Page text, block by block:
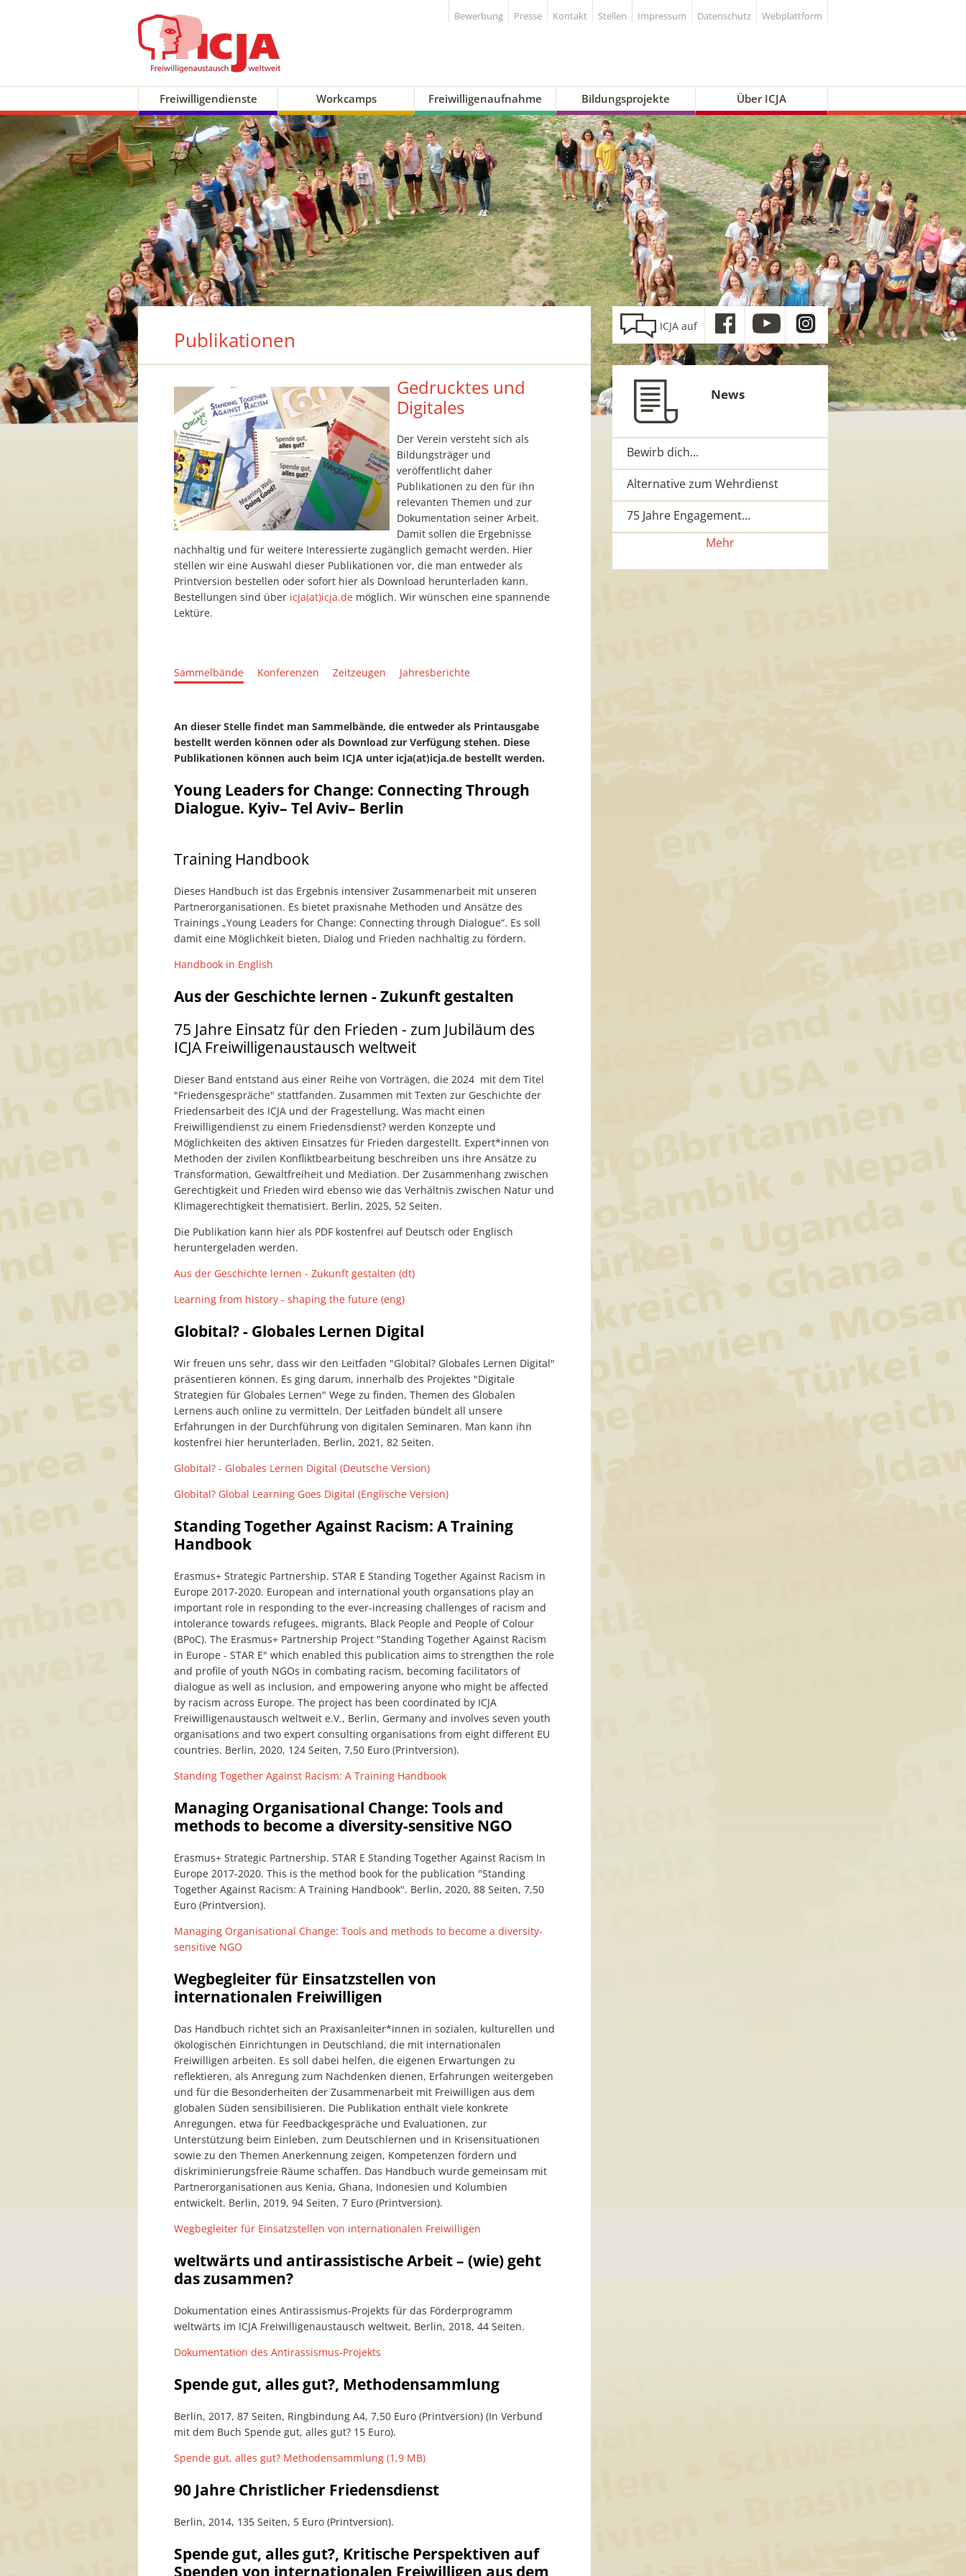
Bewerbung Presse Kontakt Stellen Impressum Datenschutz Webplattform
Freiwilligendienste Workcamps Freiwilligenaufnahme Bildungsprojekte Über ICJA
Publikationen
Gedrucktes und
Digitales
Der Verein versteht sich als
Bildungsträger und
veröffentlicht daher
Publikationen zu den für ihn
relevanten Themen und zur
Dokumentation seiner Arbeit.
Damit sollen die Ergebnisse
nachhaltig und für weitere Interessierte zugänglich gemacht werden. Hier
stellen wir eine Auswahl dieser Publikationen vor, die man entweder als
Printversion bestellen oder sofort hier als Download herunterladen kann.
Bestellungen sind über icja(at)icja.de möglich. Wir wünschen eine spannende
Lektüre.
Sammelbände Konferenzen Zeitzeugen Jahresberichte
An dieser Stelle findet man Sammelbände, die entweder als Printausgabe
bestellt werden können oder als Download zur Verfügung stehen. Diese
Publikationen können auch beim ICJA unter icja(at)icja.de bestellt werden.
Young Leaders for Change: Connecting Through
Dialogue. Kyiv– Tel Aviv– Berlin
Training Handbook
Dieses Handbuch ist das Ergebnis intensiver Zusammenarbeit mit unseren
Partnerorganisationen. Es bietet praxisnahe Methoden und Ansätze des
Trainings „Young Leaders for Change: Connecting through Dialogue“. Es soll
damit eine Möglichkeit bieten, Dialog und Frieden nachhaltig zu fördern.
Handbook in English
Aus der Geschichte lernen - Zukunft gestalten
75 Jahre Einsatz für den Frieden - zum Jubiläum des
ICJA Freiwilligenaustausch weltweit
Dieser Band entstand aus einer Reihe von Vorträgen, die 2024 mit dem Titel
"Friedensgespräche" stattfanden. Zusammen mit Texten zur Geschichte der
Friedensarbeit des ICJA und der Fragestellung, Was macht einen
Freiwilligendienst zu einem Friedensdienst? werden Konzepte und
Möglichkeiten des aktiven Einsatzes für Frieden dargestellt. Expert*innen von
Methoden der zivilen Konfliktbearbeitung beschreiben uns ihre Ansätze zu
Transformation, Gewaltfreiheit und Mediation. Der Zusammenhang zwischen
Gerechtigkeit und Frieden wird ebenso wie das Verhältnis zwischen Natur und
Klimagerechtigkeit thematisiert. Berlin, 2025, 52 Seiten.
Die Publikation kann hier als PDF kostenfrei auf Deutsch oder Englisch
heruntergeladen werden.
Aus der Geschichte lernen - Zukunft gestalten (dt)
Learning from history - shaping the future (eng)
Globital? - Globales Lernen Digital
Wir freuen uns sehr, dass wir den Leitfaden "Globital? Globales Lernen Digital"
präsentieren können. Es ging darum, innerhalb des Projektes "Digitale
Strategien für Globales Lernen" Wege zu finden, Themen des Globalen
Lernens auch online zu vermitteln. Der Leitfaden bündelt all unsere
Erfahrungen in der Durchführung von digitalen Seminaren. Man kann ihn
kostenfrei hier herunterladen. Berlin, 2021, 82 Seiten.
Globital? - Globales Lernen Digital (Deutsche Version)
Globital? Global Learning Goes Digital (Englische Version)
Standing Together Against Racism: A Training
Handbook
Erasmus+ Strategic Partnership. STAR E Standing Together Against Racism in
Europe 2017-2020. European and international youth organsations play an
important role in responding to the ever-increasing challenges of racism and
intolerance towards refugees, migrants, Black People and People of Colour
(BPoC). The Erasmus+ Partnership Project "Standing Together Against Racism
in Europe - STAR E" which enabled this publication aims to strengthen the role
and profile of youth NGOs in combating racism, becoming facilitators of
dialogue as well as inclusion, and empowering anyone who might be affected
by racism across Europe. The project has been coordinated by ICJA
Freiwilligenaustausch weltweit e.V., Berlin, Germany and involves seven youth
organisations and two expert consulting organisations from eight different EU
countries. Berlin, 2020, 124 Seiten, 7,50 Euro (Printversion).
Standing Together Against Racism: A Training Handbook
Managing Organisational Change: Tools and
methods to become a diversity-sensitive NGO
Erasmus+ Strategic Partnership. STAR E Standing Together Against Racism In
Europe 2017-2020. This is the method book for the publication "Standing
Together Against Racism: A Training Handbook". Berlin, 2020, 88 Seiten, 7,50
Euro (Printversion).
Managing Organisational Change: Tools and methods to become a diversity-
sensitive NGO
Wegbegleiter für Einsatzstellen von
internationalen Freiwilligen
Das Handbuch richtet sich an Praxisanleiter*innen in sozialen, kulturellen und
ökologischen Einrichtungen in Deutschland, die mit internationalen
Freiwilligen arbeiten. Es soll dabei helfen, die eigenen Erwartungen zu
reflektieren, als Anregung zum Nachdenken dienen, Erfahrungen weitergeben
und für die Besonderheiten der Zusammenarbeit mit Freiwilligen aus dem
globalen Süden sensibilisieren. Die Publikation enthält viele konkrete
Anregungen, etwa für Feedbackgespräche und Evaluationen, zur
Unterstützung beim Einleben, zum Deutschlernen und in Krisensituationen
sowie zu den Themen Anerkennung zeigen, Kompetenzen fördern und
diskriminierungsfreie Räume schaffen. Das Handbuch wurde gemeinsam mit
Partnerorganisationen aus Kenia, Ghana, Indonesien und Kolumbien
entwickelt. Berlin, 2019, 94 Seiten, 7 Euro (Printversion).
Wegbegleiter für Einsatzstellen von internationalen Freiwilligen
weltwärts und antirassistische Arbeit – (wie) geht
das zusammen?
Dokumentation eines Antirassismus-Projekts für das Förderprogramm
weltwärts im ICJA Freiwilligenaustausch weltweit, Berlin, 2018, 44 Seiten.
Dokumentation des Antirassismus-Projekts
Spende gut, alles gut?, Methodensammlung
Berlin, 2017, 87 Seiten, Ringbindung A4, 7,50 Euro (Printversion) (In Verbund
mit dem Buch Spende gut, alles gut? 15 Euro).
Spende gut, alles gut? Methodensammlung (1,9 MB)
90 Jahre Christlicher Friedensdienst
Berlin, 2014, 135 Seiten, 5 Euro (Printversion).
Spende gut, alles gut?, Kritische Perspektiven auf
Spenden von internationalen Freiwilligen aus dem
ICJA auf
News
Bewirb dich...
Alternative zum Wehrdienst
75 Jahre Engagement...
Mehr